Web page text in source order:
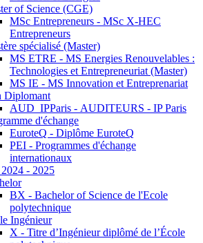
of Science (CGE)
MSc Entrepreneurs - MSc X-HEC
Entrepreneurs
spécialisé (Master)
MS ETRE - MS Energies Renouvelables :
Technologies et Entrepreneuriat (Master)
MS IE - MS Innovation et Entreprenariat
Diplomant
AUD_IPParis - AUDITEURS - IP Paris
d'échange
EuroteQ - Diplôme EuroteQ
PEI - Programmes d'échange
internationaux
- 2025
BX - Bachelor of Science de l'Ecole
polytechnique
Ingénieur
X - Titre d’Ingénieur diplômé de l’École